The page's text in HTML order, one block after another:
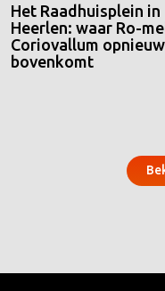
Het Raadhuisplein in
Heerlen: waar Ro-
Coriovallum opnieuw
bovenkomt